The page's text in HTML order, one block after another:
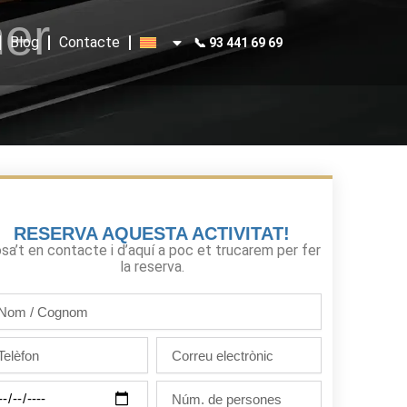
Blog Contacte 📞 93 441 69 69
RESERVA AQUESTA ACTIVITAT!
en contacte i d’aquí a poc et trucarem per fer
la reserva.
electrònic